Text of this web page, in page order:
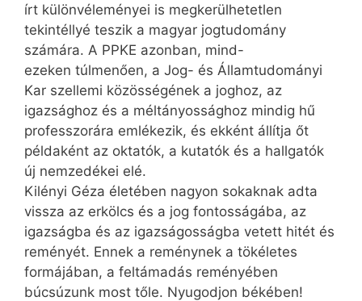
írt különvéleményei is megkerülhetetlen
tekintéllyé teszik a magyar jogtudomány
számára. A PPKE azonban, mind-
ezeken túlmenően, a Jog- és Államtudományi
Kar szellemi közösségének a joghoz, az
igazsághoz és a méltányossághoz mindig hű
professzorára emlékezik, és ekként állítja őt
példaként az oktatók, a kutatók és a hallgatók
új nemzedékei elé.
Kilényi Géza életében nagyon sokaknak adta
vissza az erkölcs és a jog fontosságába, az
igazságba és az igazságosságba vetett hitét és
reményét. Ennek a reménynek a tökéletes
formájában, a feltámadás reményében
búcsúzunk most tőle. Nyugodjon békében!